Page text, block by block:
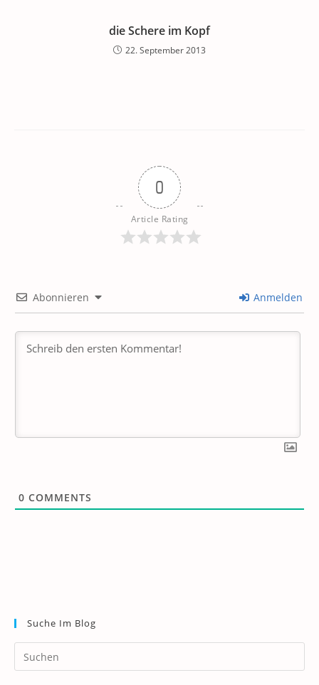
die Schere im Kopf
22. September 2013
0
Article Rating
Abonnieren Anmelden
0 COMMENTS
Suche Im Blog